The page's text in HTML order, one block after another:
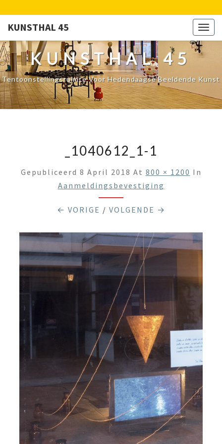
KUNSTHAL 45
KUNSTHAL 45
Tentoonstellingsruimte Voor Hedendaagse Beeldende Kunst
_1040612_1-1
Gepubliceerd 8 April 2018 At 800 × 1200 In
Aanmeldingsbevestiging
← VORIGE / VOLGENDE →